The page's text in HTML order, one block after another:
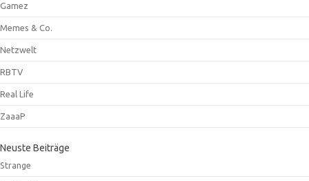
Gamez
Memes & Co.
Netzwelt
RBTV
Real Life
ZaaaP
Neuste Beiträge
Strange